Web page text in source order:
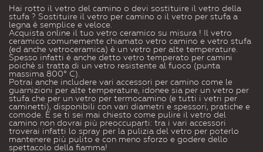
Hai rotto il vetro del camino o devi sostituire il vetro della
stufa ? Sostituire il vetro per camino o il vetro per stufa a
legna è semplice e veloce.
Acquista online il tuo vetro ceramico su misura ! Il vetro
ceramico comunemente chiamato vetro camino e vetro stufa
(ed anche vetroceramica) è un vetro per alte temperature.
Spesso infatti è anche detto vetro temperato per camini
poichè si tratta di un vetro resistente al fuoco (punta
massima 800° C).
Potrai anche includere vari accessori per camino come le
guarnizioni per alte temperature, idonee sia per un vetro per
stufa che per un vetro per termocamino (e tutti i vetri per
caminetti), disponibili con vari diametri e spessori, pratiche e
comode. E se ti sei mai chiesto come pulire il vetro del
camino non dovrai più preoccuparti: tra i vari accessori
troverai infatti lo spray per la pulizia del vetro per poterlo
mantenere più pulito e con meno sforzo e godere dello
spettacolo della fiamma!